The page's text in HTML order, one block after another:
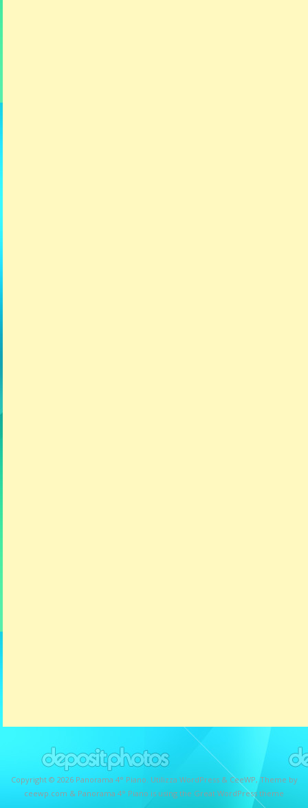
Copyright © 2026 Panorama 4° Piano. Utilizza WordPress& CeeWP, Theme by
ceewp.com & Panorama 4° Piano is using the Great WordPress theme